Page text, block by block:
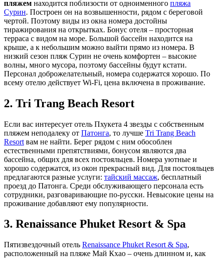
пляжем находится поблизости от одноименного пляжа
Сурин. Построен он на возвышенности, рядом с береговой
чертой. Поэтому виды из окна номера достойны
тиражирования на открытках. Бонус отеля – просторная
терраса с видом на море. Большой бассейн находится на
крыше, а к небольшим можно выйти прямо из номера. В
низкий сезон пляж Сурин не очень комфортен – высокие
волны, много мусора, поэтому бассейны будут кстати.
Персонал доброжелательный, номера содержатся хорошо. По
всему отелю действует Wi-Fi, цена включена в проживание.
2. Tri Trang Beach Resort
Если вас интересует отель Пхукета 4 звезды с собственным
пляжем неподалеку от Патонга, то лучшe Tri Trang Beach
Resort вам не найти. Берег рядом с ним обособлен
естественными препятствиями, бонусом являются два
бассейна, общих для всех постояльцев. Номера уютные и
хорошо содержатся, из окон прекрасный вид. Для постояльцев
предлагаются разные услуги: тайский массаж, бесплатный
проезд до Патонга. Среди обслуживающего персонала есть
сотрудники, разговаривающие по-русски. Невысокие цены на
проживание добавляют ему популярности.
3. Renaissance Phuket Resort & Spa
Пятизвездочный отель Renaissance Phuket Resort & Spa,
расположенный на пляже Май Кхао – очень длинном и, как